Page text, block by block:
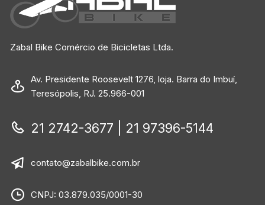
Zabal Bike Comércio de Bicicletas Ltda.
Av. Presidente Roosevelt 1276, loja. Barra do Imbuí,
Teresópolis, RJ. 25.966-001
21 2742-3677 | 21 97396-5144
contato@zabalbike.com.br
CNPJ: 03.879.035/0001-30